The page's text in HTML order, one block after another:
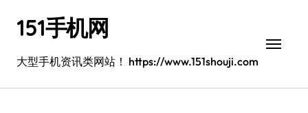
151手机网
大型手机资讯类网站！ https://www.151shouji.com